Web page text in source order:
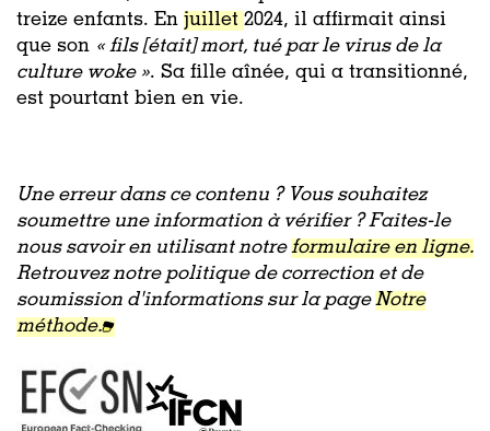
treize enfants. En juillet 2024, il affirmait ainsi
que son «fils [était] mort, tué par le virus de la
culture woke ». Sa fille aînée, qui a transitionné,
est pourtant bien en vie.
Une erreur dans ce contenu ? Vous souhaitez
soumettre une information à vérifier ? Faites-le
nous savoir en utilisant notreformulaire en ligne.
Retrouvez notre politique de correction et de
soumission d'informations sur la pageNotre
méthode.